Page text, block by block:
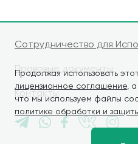
Продолжая использовать
лицензионное соглашение ,
что мы используем файлы
политике обработки и
Сотрудничество для
Правовые документы
Контакты